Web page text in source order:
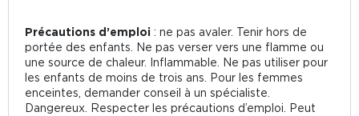
Précautions d’emploi : ne pas avaler. Tenir hors de
portée des enfants. Ne pas verser vers une flamme ou
une source de chaleur. Inflammable. Ne pas utiliser pour
les enfants de moins de trois ans. Pour les femmes
enceintes, demander conseil à un spécialiste.
Dangereux. Respecter les précautions d’emploi. Peut